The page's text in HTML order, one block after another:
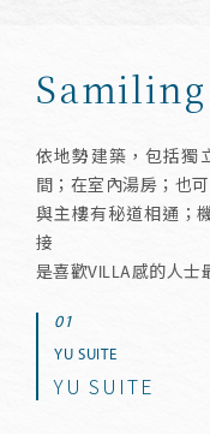
依地勢建築，包括獨
間；在室內湯房；也
與主樓有秘道相通；
接
是喜歡VILLA感的人士
YU SUITE
YU SUITE